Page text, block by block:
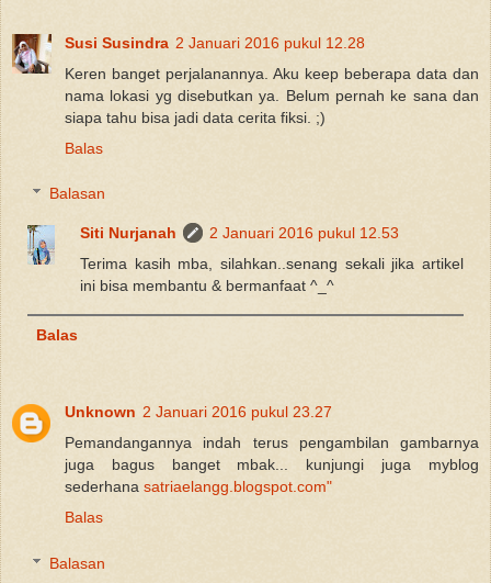
Susi Susindra 2 Januari 2016 pukul 12.28
Keren banget perjalanannya. Aku keep beberapa data dan
nama lokasi yg disebutkan ya. Belum pernah ke sana dan
siapa tahu bisa jadi data cerita fiksi. ;)
Balas
Balasan
Siti Nurjanah
2 Januari 2016 pukul 12.53
Terima kasih mba, silahkan..senang sekali jika artikel
ini bisa membantu & bermanfaat ^_^
Balas
Unknown 2 Januari 2016 pukul 23.27
Pemandangannya indah terus pengambilan gambarnya
juga bagus banget mbak... kunjungi juga myblog
sederhana satriaelangg.blogspot.com"
Balas
Balasan